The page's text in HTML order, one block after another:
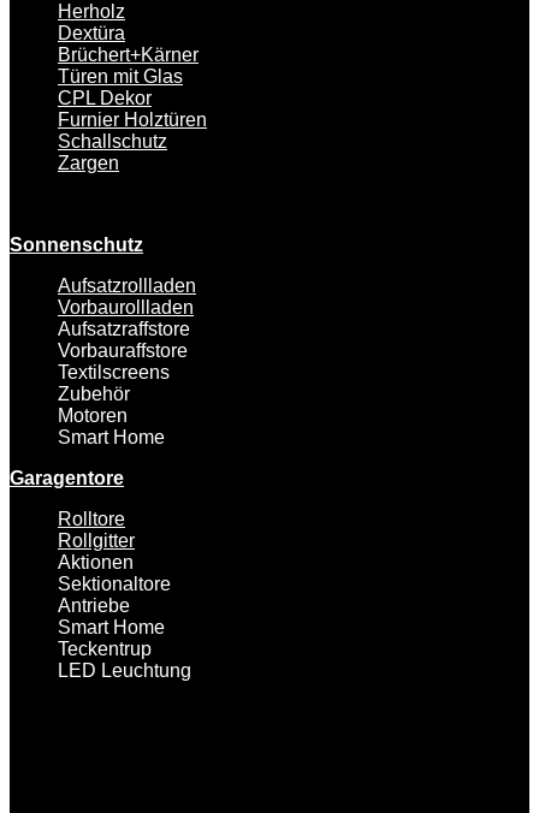
Herholz
Dextüra
Brüchert+Kärner
Türen mit Glas
CPL Dekor
Furnier Holztüren
Schallschutz
Zargen
Sonnenschutz
Aufsatzrollladen
Vorbaurollladen
Aufsatzraffstore
Vorbauraffstore
Textilscreens
Zubehör
Motoren
Smart Home
Garagentore
Rolltore
Rollgitter
Aktionen
Sektionaltore
Antriebe
Smart Home
Teckentrup
LED Leuchtung